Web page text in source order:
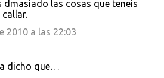
dmasiado las cosas que teneis
2010 a las 22:03
dicho que…